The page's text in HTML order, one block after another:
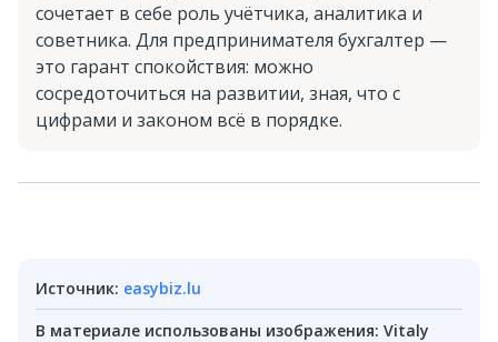
сочетает в себе роль учётчика, аналитика и
советника. Для предпринимателя бухгалтер —
это гарант спокойствия: можно
сосредоточиться на развитии, зная, что с
цифрами и законом всё в порядке.
Источник: easybiz.lu
В материале использованы изображения: Vitaly